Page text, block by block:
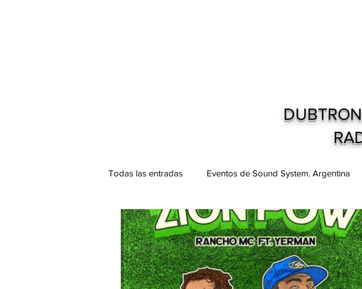
Todas las entradas Eventos de Sound System. Argentina
Podcast. SOUNDMAN Mixtapes Live and direct.
"DUB MEETING LYRICS" Nuevos Lanzamientos.